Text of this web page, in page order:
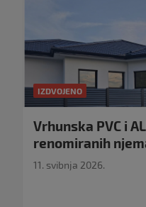
IZDVOJENO
Vrhunska PVC i
renomiranih
11. svibnja 2026.